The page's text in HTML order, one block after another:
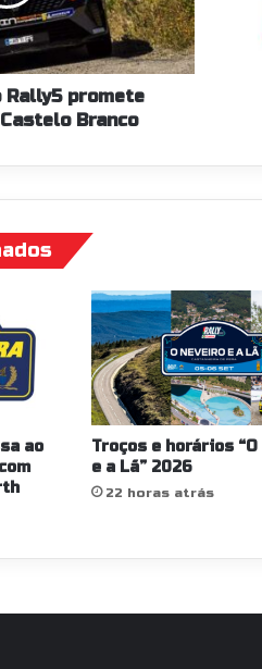
Rally5 promete
Branco
ao
Troços e horários
e a Lã” 2026
22 horas atrás